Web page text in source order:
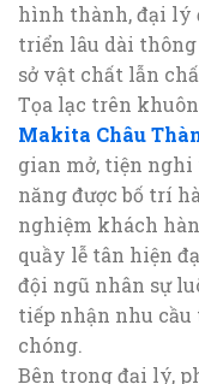
hình thành, đại lý
triển lâu dài thông
sở vật chất lẫn
Tọa lạc trên
Makita Châu
gian mở, tiện nghi
năng được bố trí
nghiệm khách
quầy lễ tân hiện
đội ngũ nhân sự
tiếp nhận nhu
chóng.
Bên trong đại lý,